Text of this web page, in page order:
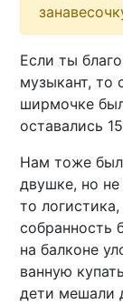
Если ты
музыкант, то
ширмочке
оставались
Нам тоже
двушке, но
то
собранность
на балконе
ванную
дети мешали